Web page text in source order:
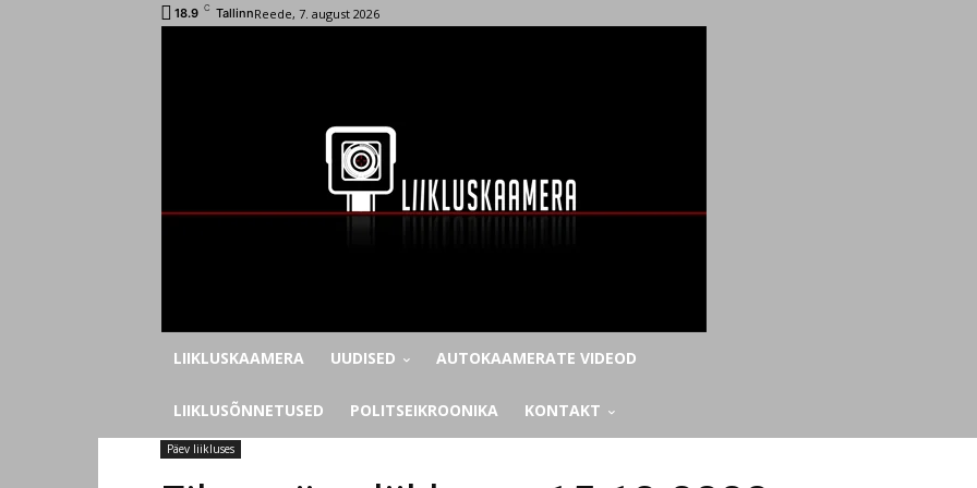
18.9 C TallinnReede, 7. august 2026
LIIKLUSKAAMERA UUDISED AUTOKAAMERATE VIDEOD
LIIKLUSÕNNETUSED POLITSEIKROONIKA KONTAKT
Päev liikluses